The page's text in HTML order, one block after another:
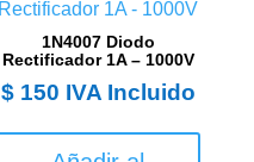
1N4007 Diodo
Rectificador 1A – 1000V
$150 IVA Incluido